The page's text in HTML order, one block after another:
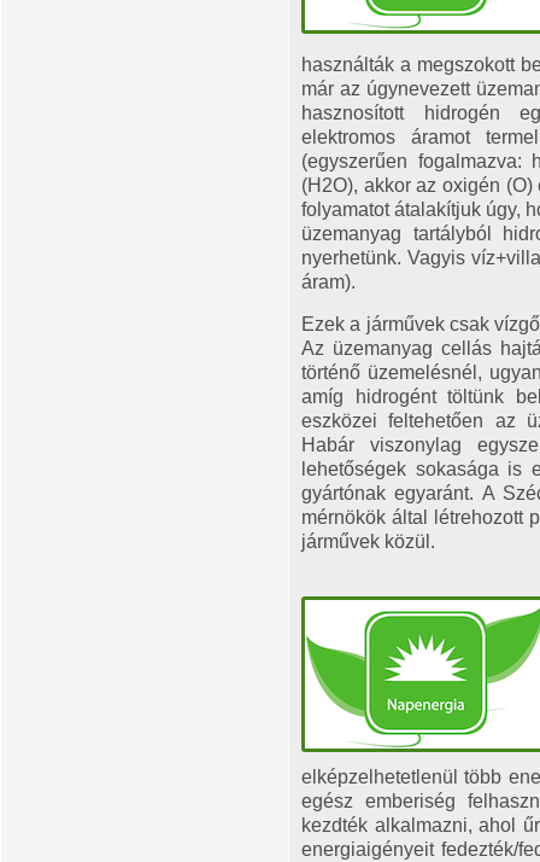
használták a megszokott
már az úgynevezett
hasznosított hidrogén
elektromos áramot
(egyszerűen fogalmazva:
(H2O), akkor az oxigén
folyamatot átalakítjuk úgy,
üzemanyag tartályból
nyerhetünk. Vagyis
áram).
Ezek a járművek csak
Az üzemanyag cellás
történő üzemelésnél,
amíg hidrogént töltünk
eszközei feltehetően az
Habár viszonylag
lehetőségek sokasága is
gyártónak egyaránt. A
mérnökök által létrehozott
járművek közül.
elképzelhetetlenül több
egész emberiség
kezdték alkalmazni, ahol
energiaigényeit fedezték/